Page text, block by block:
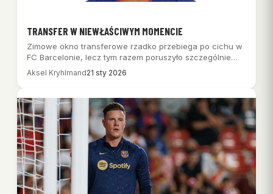
TRANSFER W NIEWŁAŚCIWYM MOMENCIE
Zimowe okno transferowe rzadko przebiega po cichu w
FC Barcelonie, lecz tym razem poruszyło szczególnie…
Aksel Kryhlmand21 sty 2026